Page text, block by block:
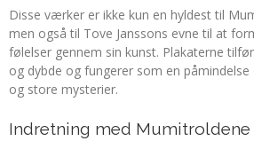
Disse værker er ikke kun en hyldest til
men også til Tove Janssons evne til at
følelser gennem sin kunst. Plakaterne
og dybde og fungerer som en
og store mysterier.
Indretning med Mumitroldene